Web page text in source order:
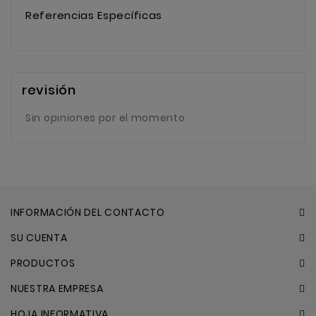
Referencias Específicas
revisión
Sin opiniones por el momento
INFORMACIÓN DEL CONTACTO
SU CUENTA
PRODUCTOS
NUESTRA EMPRESA